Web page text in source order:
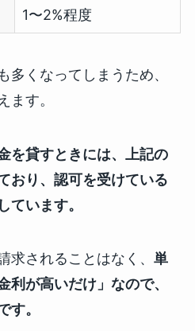
1〜2%程度
多くなってしまうため、
ます。
を貸すときには、上記の
おり、認可を受けている
ています。
求されることはなく、 単
利が高いだけ」なので、
す。